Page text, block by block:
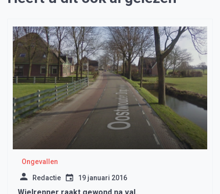
Ongevallen
Redactie 19 januari 2016